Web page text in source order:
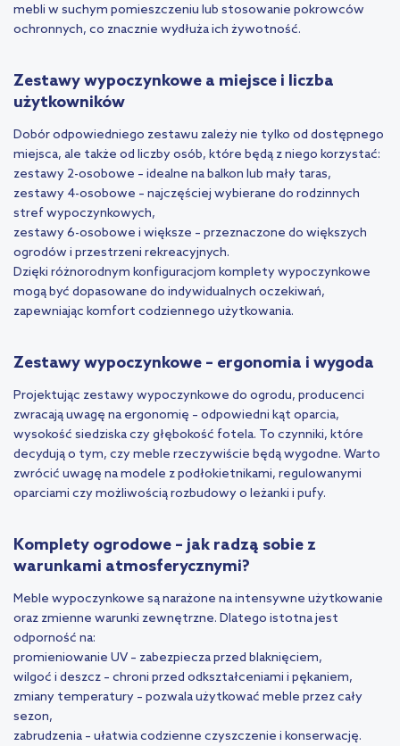
mebli w suchym pomieszczeniu lub stosowanie pokrowców
ochronnych, co znacznie wydłuża ich żywotność.
Zestawy wypoczynkowe a miejsce i liczba
użytkowników
Dobór odpowiedniego zestawu zależy nie tylko od dostępnego
miejsca, ale także od liczby osób, które będą z niego korzystać:
zestawy 2-osobowe – idealne na balkon lub mały taras,
zestawy 4-osobowe – najczęściej wybierane do rodzinnych
stref wypoczynkowych,
zestawy 6-osobowe i większe – przeznaczone do większych
ogrodów i przestrzeni rekreacyjnych.
Dzięki różnorodnym konfiguracjom komplety wypoczynkowe
mogą być dopasowane do indywidualnych oczekiwań,
zapewniając komfort codziennego użytkowania.
Zestawy wypoczynkowe – ergonomia i wygoda
Projektując zestawy wypoczynkowe do ogrodu, producenci
zwracają uwagę na ergonomię – odpowiedni kąt oparcia,
wysokość siedziska czy głębokość fotela. To czynniki, które
decydują o tym, czy meble rzeczywiście będą wygodne. Warto
zwrócić uwagę na modele z podłokietnikami, regulowanymi
oparciami czy możliwością rozbudowy o leżanki i pufy.
Komplety ogrodowe – jak radzą sobie z
warunkami atmosferycznymi?
Meble wypoczynkowe są narażone na intensywne użytkowanie
oraz zmienne warunki zewnętrzne. Dlatego istotna jest
odporność na:
promieniowanie UV – zabezpiecza przed blaknięciem,
wilgoć i deszcz – chroni przed odkształceniami i pękaniem,
zmiany temperatury – pozwala użytkować meble przez cały
sezon,
zabrudzenia – ułatwia codzienne czyszczenie i konserwację.